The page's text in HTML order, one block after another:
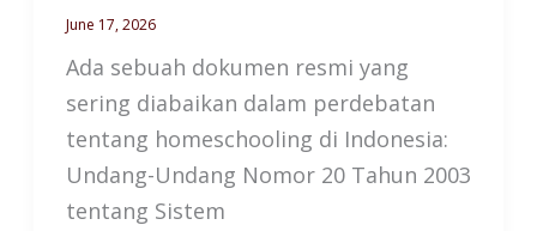
June 17, 2026
Ada sebuah dokumen resmi yang
sering diabaikan dalam perdebatan
tentang homeschooling di Indonesia:
Undang-Undang Nomor 20 Tahun 2003
tentang Sistem